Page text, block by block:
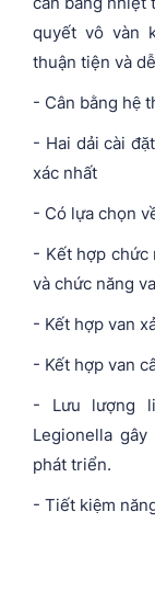
quyết vô vàn
thuận tiện và
- Cân bằng hệ
- Hai dải cài
xác nhất
- Có lựa chọn
- Kết hợp chức
và chức năng
- Kết hợp van
- Kết hợp van
- Lưu lượng
Legionella
phát triển.
- Tiết kiệm